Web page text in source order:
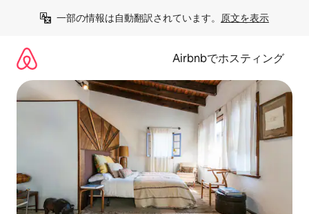
一部の情報は自動翻訳されています。 原文を表示
Airbnbでホスティング